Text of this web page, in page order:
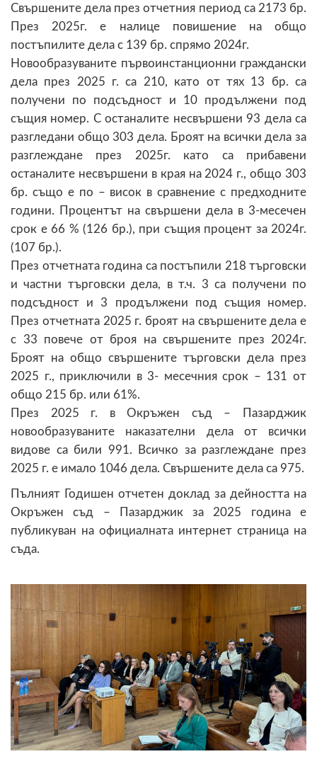
Свършените дела през отчетния период са 2173 бр.
През 2025г. е налице повишение на общо
постъпилите дела с 139 бр. спрямо 2024г.
Новообразуваните първоинстанционни граждански
дела през 2025 г. са 210, като от тях 13 бр. са
получени по подсъдност и 10 продължени под
същия номер. С останалите несвършени 93 дела са
разгледани общо 303 дела. Броят на всички дела за
разглеждане през 2025г. като са прибавени
останалите несвършени в края на 2024 г., общо 303
бр. също е по – висок в сравнение с предходните
години. Процентът на свършени дела в 3-месечен
срок е 66 % (126 бр.), при същия процент за 2024г.
(107 бр.).
През отчетната година са постъпили 218 търговски
и частни търговски дела, в т.ч. 3 са получени по
подсъдност и 3 продължени под същия номер.
През отчетната 2025 г. броят на свършените дела е
с 33 повече от броя на свършените през 2024г.
Броят на общо свършените търговски дела през
2025 г., приключили в 3- месечния срок – 131 от
общо 215 бр. или 61%.
През 2025 г. в Окръжен съд – Пазарджик
новообразуваните наказателни дела от всички
видове са били 991. Всичко за разглеждане през
2025 г. е имало 1046 дела. Свършените дела са 975.
Пълният Годишен отчетен доклад за дейността на
Окръжен съд – Пазарджик за 2025 година е
публикуван на официалната интернет страница на
съда.